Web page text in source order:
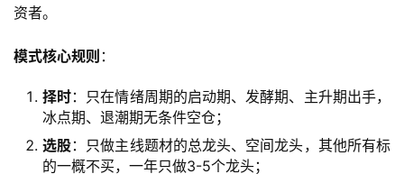
资者。
模式核心规则 ：
择时：只在情绪周期的启动期、发酵期、主升期出手，
冰点期、退潮期无条件空仓；
选股：只做主线题材的总龙头、空间龙头，其他所有标
的一概不买，一年只做3-5个龙头；